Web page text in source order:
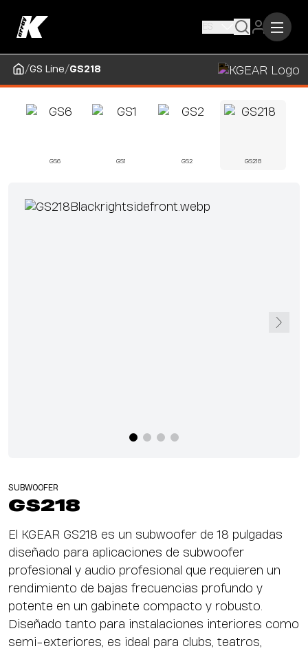
ES
/GS Line/GS218
GS6 GS1 GS2 GS218
SUBWOOFER
GS218
El KGEAR GS218 es un subwoofer de 18 pulgadas
diseñado para aplicaciones de subwoofer
profesional y audio profesional que requieren un
rendimiento de bajas frecuencias profundo y
potente en un gabinete compacto y robusto.
Diseñado tanto para instalaciones interiores como
semi-exteriores, es ideal para clubs, teatros,